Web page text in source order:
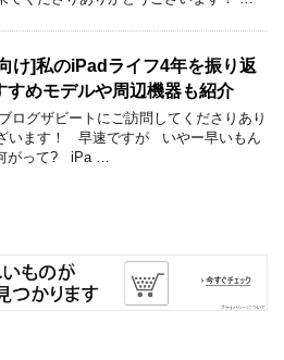
け]私のiPadライフ4年を振り返
すめモデルや周辺機器も紹介
ログザビートにご訪問してくださりあり
います！ 早速ですが いやー早いもん
がって? iPa …